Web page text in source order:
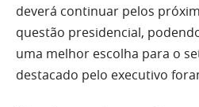
deverá continuar pelos
questão presidencial,
uma melhor escolha para o
destacado pelo executivo